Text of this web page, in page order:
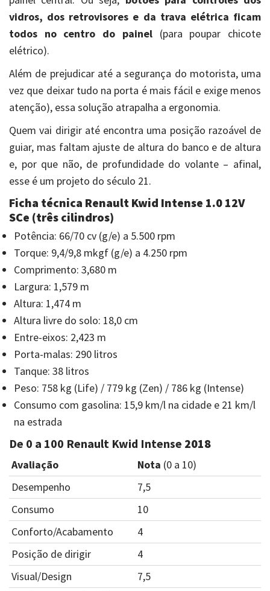
vidros, dos retrovisores e da trava elétrica ficam
todos no centro do painel(para poupar chicote
elétrico).
Além de prejudicar até a segurança do motorista, uma
vez que deixar tudo na porta é mais fácil e exige menos
atenção), essa solução atrapalha a ergonomia.
Quem vai dirigir até encontra uma posição razoável de
guiar, mas faltam ajuste de altura do banco e de altura
e, por que não, de profundidade do volante – afinal,
esse é um projeto do século 21.
Ficha técnica Renault Kwid Intense 1.0 12V
SCe (três cilindros)
Potência: 66/70 cv (g/e) a 5.500 rpm
Torque: 9,4/9,8 mkgf (g/e) a 4.250 rpm
Comprimento: 3,680 m
Largura: 1,579 m
Altura: 1,474 m
Altura livre do solo: 18,0 cm
Entre-eixos: 2,423 m
Porta-malas: 290 litros
Tanque: 38 litros
Peso: 758 kg (Life) / 779 kg (Zen) / 786 kg (Intense)
Consumo com gasolina: 15,9 km/l na cidade e 21 km/l
na estrada
De 0 a 100 Renault Kwid Intense 2018
Avaliação Nota (0 a 10)
Desempenho
7,5
Consumo
10
Conforto/Acabamento
4
Posição de dirigir
4
Visual/Design
7,5